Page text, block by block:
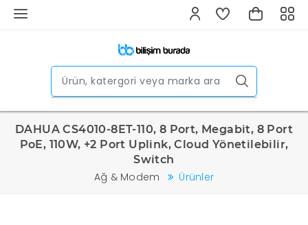
DAHUA CS4010-8ET-110, 8 Port, Megabit, 8 Port
PoE, 110W, +2 Port Uplink, Cloud Yönetilebilir,
Switch
Ağ & Modem Ürünler